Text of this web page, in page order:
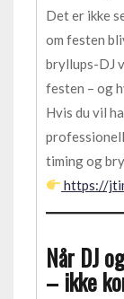
Det er ikke
om festen
bryllups-DJ
festen – og
Hvis du vil
timing og
https://
Når DJ
– ikke